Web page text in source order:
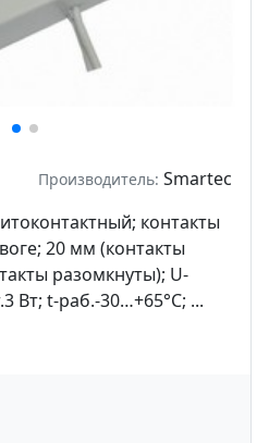
Производитель: Smartec
контакты
20 мм (контакты
разомкнуты); U-
Вт; t-раб.-30…+65°С; ...